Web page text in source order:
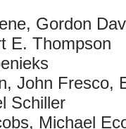
Gordon
E. Thompson
John Fresco,
Schiller
Michael